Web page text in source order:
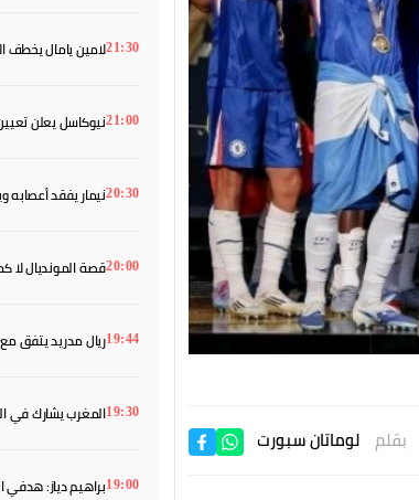
بقلم لوماتان سبورت
21:30لامين يامال يخطف
21:00نيوكاسل يعلن
20:30نيمار يفقد
20:00قصة المونديال لا
19:44ريال مدريد يتفق مع
19:30المغرب يشارك في
19:00براهيم دياز: هدفي